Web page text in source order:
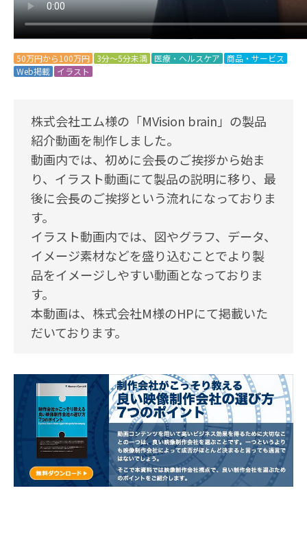
50万円から100万円 3分～5分未満 医療・ヘルスケア
商品・サービス
Web掲載
イラスト
株式会社エム様の「MVision brain」の製品
紹介動画を制作しました。
動画内では、初めに会長のご挨拶から始ま
り、イラスト動画にて製品の説明に移り、最
後に会長のご挨拶という流れになっておりま
す。
イラスト動画内では、図やグラフ、データ、
イメージ素材などを盛り込むことでより製
品をイメージしやすい動画となっておりま
す。
本動画は、株式会社M様のHPにて掲載いた
だいております。